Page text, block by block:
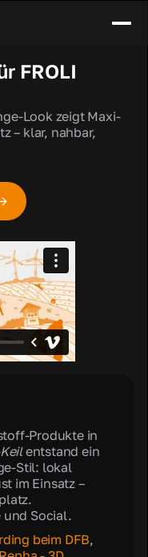
FROLI
Look zeigt Maxi-
– klar, nahbar,
Produkte in
entstand ein
Stil: lokal
im Einsatz –
und Social.
beim DFB,